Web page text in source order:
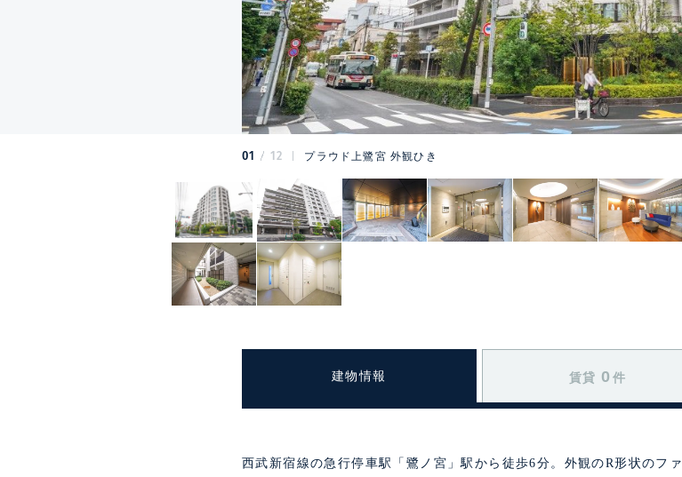
01 12 プラウド上鷺宮 外観ひき
建物情報 賃貸 0 件
西武新宿線の急行停車駅「鷺ノ宮」駅から徒歩6分。外観のR形状のフ